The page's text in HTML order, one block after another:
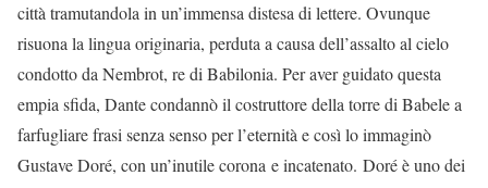
città tramutandola in un’immensa distesa di lettere. Ovunque
risuona la lingua originaria, perduta a causa dell’assalto al cielo
condotto da Nembrot, re di Babilonia. Per aver guidato questa
empia sfida, Dante condannò il costruttore della torre di Babele a
farfugliare frasi senza senso per l’eternità e così lo immaginò
Gustave Doré, con un’inutile corona e incatenato. Doré è uno dei